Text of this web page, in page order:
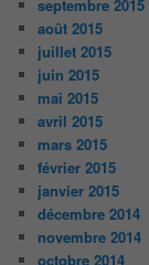
septembre 2015
août 2015
juillet 2015
juin 2015
mai 2015
avril 2015
mars 2015
février 2015
janvier 2015
décembre 2014
novembre 2014
octobre 2014